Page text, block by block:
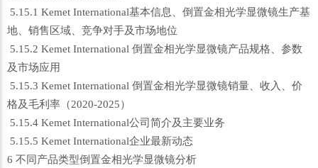
5.15.1 Kemet International基本信息、倒置金相光学显微镜生产基
地、销售区域、竞争对手及市场地位
5.15.2 Kemet International 倒置金相光学显微镜产品规格、参数
及市场应用
5.15.3 Kemet International 倒置金相光学显微镜销量、收入、价
格及毛利率（2020-2025）
5.15.4 Kemet International公司简介及主要业务
5.15.5 Kemet International企业最新动态
6 不同产品类型倒置金相光学显微镜分析